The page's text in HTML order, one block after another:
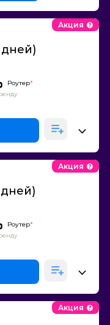
дней)
Акция
Роутер*
Акция
Роутер*
Акция